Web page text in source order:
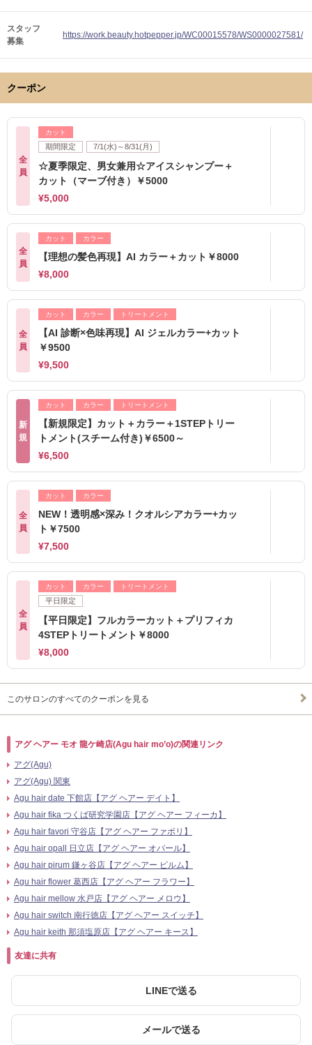
スタッフ
募集
https://work.beauty.hotpepper.jp/WC00015578/WS0000027581/
クーポン
全
員
カット
期間限定 7/1(水)～8/31(月)
☆夏季限定、男女兼用☆アイスシャンプー＋
カット（マーブ付き）￥5000
¥5,000
全
員
カット カラー
【理想の髪色再現】AI カラー＋カット￥8000
¥8,000
全
員
カット カラー トリートメント
【AI 診断×色味再現】AI ジェルカラー+カット
￥9500
¥9,500
新
規
カット カラー トリートメント
【新規限定】カット＋カラー＋1STEPトリー
トメント(スチーム付き)￥6500～
¥6,500
全
員
カット カラー
NEW！透明感×深み！クオルシアカラー+カッ
ト￥7500
¥7,500
全
員
カット カラー トリートメント
平日限定
【平日限定】フルカラーカット＋プリフィカ
4STEPトリートメント￥8000
¥8,000
このサロンのすべてのクーポンを見る
アグ ヘアー モオ 龍ケ崎店(Agu hair mo’o)の関連リンク
アグ(Agu)
アグ(Agu) 関東
Agu hair date 下館店【アグ ヘアー デイト】
Agu hair fika つくば研究学園店【アグ ヘアー フィーカ】
Agu hair favori 守谷店【アグ ヘアー ファボリ】
Agu hair opall 日立店【アグ ヘアー オパール】
Agu hair pirum 鎌ヶ谷店【アグ ヘアー ピルム】
Agu hair flower 葛西店【アグ ヘアー フラワー】
Agu hair mellow 水戸店【アグ ヘアー メロウ】
Agu hair switch 南行徳店【アグ ヘアー スイッチ】
Agu hair keith 那須塩原店【アグ ヘアー キース】
友達に共有
LINEで送る
メールで送る